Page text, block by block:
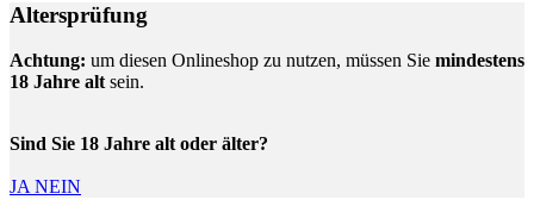
Altersprüfung
Achtung: um diesen Onlineshop zu nutzen, müssen Sie mindestens
18 Jahre alt sein.
Sind Sie 18 Jahre alt oder älter?
JA NEIN